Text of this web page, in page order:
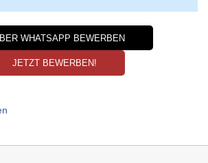
WHATSAPP BEWERBEN
JETZT BEWERBEN!